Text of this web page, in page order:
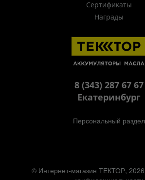
Сертификаты
Награды
8 (343) 287 67 67
Екатеринбург
Персональный раздел
© Интернет-магазин ТЕКТОР, 2026